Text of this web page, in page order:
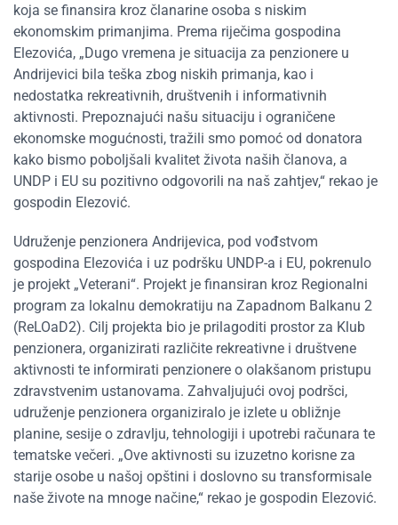
koja se finansira kroz članarine osoba s niskim
ekonomskim primanjima. Prema riječima gospodina
Elezovića, „Dugo vremena je situacija za penzionere u
Andrijevici bila teška zbog niskih primanja, kao i
nedostatka rekreativnih, društvenih i informativnih
aktivnosti. Prepoznajući našu situaciju i ograničene
ekonomske mogućnosti, tražili smo pomoć od donatora
kako bismo poboljšali kvalitet života naših članova, a
UNDP i EU su pozitivno odgovorili na naš zahtjev,“ rekao je
gospodin Elezović.
Udruženje penzionera Andrijevica, pod vođstvom
gospodina Elezovića i uz podršku UNDP-a i EU, pokrenulo
je projekt „Veterani“. Projekt je finansiran kroz Regionalni
program za lokalnu demokratiju na Zapadnom Balkanu 2
(ReLOaD2). Cilj projekta bio je prilagoditi prostor za Klub
penzionera, organizirati različite rekreativne i društvene
aktivnosti te informirati penzionere o olakšanom pristupu
zdravstvenim ustanovama. Zahvaljujući ovoj podršci,
udruženje penzionera organiziralo je izlete u obližnje
planine, sesije o zdravlju, tehnologiji i upotrebi računara te
tematske večeri. „Ove aktivnosti su izuzetno korisne za
starije osobe u našoj opštini i doslovno su transformisale
naše živote na mnoge načine,“ rekao je gospodin Elezović.